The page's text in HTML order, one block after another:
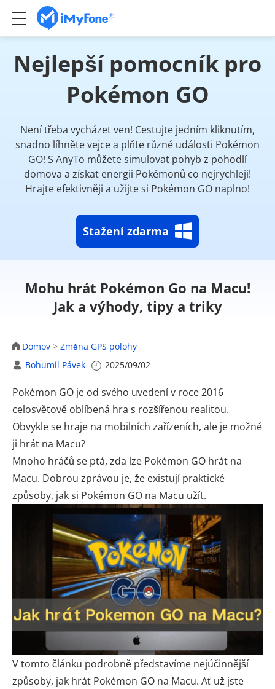
Nejlepší pomocník pro
Pokémon GO
Není třeba vycházet ven! Cestujte jedním kliknutím,
snadno líhněte vejce a plňte různé události Pokémon
GO! S AnyTo můžete simulovat pohyb z pohodlí
domova a získat energii Pokémonů co nejrychleji!
Hrajte efektivněji a užijte si Pokémon GO naplno!
Stažení zdarma
Mohu hrát Pokémon Go na Macu!
Jak a výhody, tipy a triky
Domov > Změna GPS polohy
Bohumil Pávek
2025/09/02
Pokémon GO je od svého uvedení v roce 2016
celosvětově oblíbená hra s rozšířenou realitou.
Obvykle se hraje na mobilních zařízeních, ale je možné
ji hrát na Macu?
Mnoho hráčů se ptá, zda lze Pokémon GO hrát na
Macu. Dobrou zprávou je, že existují praktické
způsoby, jak si Pokémon GO na Macu užít.
V tomto článku podrobně představíme nejúčinnější
způsoby, jak hrát Pokémon GO na Macu. Ať už jste